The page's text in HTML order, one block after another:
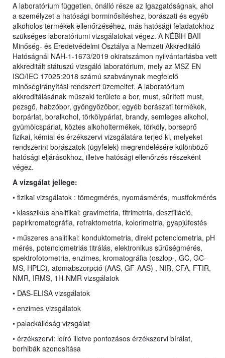
A laboratórium független, önálló része az Igazgatóságnak, ahol
a személyzet a hatósági borminősítéshez, borászati és egyéb
alkoholos termékek ellenőrzéséhez, más hatósági feladatokhoz
szükséges laboratóriumi vizsgálatokat végez. A NÉBIH BAII
Minőség- és Eredetvédelmi Osztálya a Nemzeti Akkreditáló
Hatóságnál NAH-1-1673/2019 okiratszámon nyilvántartásba vett
akkreditált státuszú vizsgáló laboratórium, mely az MSZ EN
ISO/IEC 17025:2018 számú szabványnak megfelelő
minőségirányítási rendszert üzemeltet. A laboratórium
akkreditálásának műszaki területe a bor, must, sűrített must,
pezsgő, habzóbor, gyöngyözőbor, egyéb borászati termékek,
borpárlat, boralkohol, törkölypárlat, brandy, semleges alkohol,
gyümölcspárlat, köztes alkoholtermékek, törköly, borseprő
fizikai, kémiai és érzékszervi vizsgálatára terjed ki, melyeket
rendszerint borászatok (ügyfelek) megrendelésére különböző
hatósági eljárásokhoz, illetve hatósági ellenőrzés részeként
végez.
A vizsgálat jellege:
• fizikai vizsgálatok : tömegmérés, nyomásmérés, mustfokmérés
• klasszikus analitikai: gravimetria, titrimetria, desztilláció,
papirkromatográfia, refraktometria, kolorimetria, gyapjúfestés
• műszeres analitikai: konduktometria, direkt potenciometria, pH
mérés, potenciometriás titrálás, elektronikus sűrűségmérés,
spektrofotometria, enzimes, kromatográfia (oszlop-, GC, GC-
MS, HPLC), atomabszorpció (AAS, GF-AAS) , NIR, CFA, FTIR,
NMR, IRMS, 1H-NMR vizsgálatok
• DAS-ELISA vizsgálatok
• enzimes vizsgálatok
• palackállóság vizsgálat
• érzékszervi: leíró illetve pontozásos érzékszervi bírálat,
borhibák azonosítása